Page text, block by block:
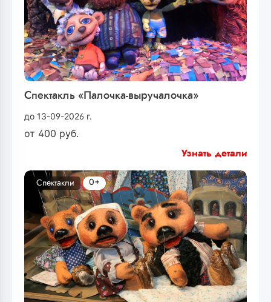
Спектакль «Палочка-выручалочка»
до 13-09-2026 г.
от 400 руб.
Узнать детали
Спектакли 0+